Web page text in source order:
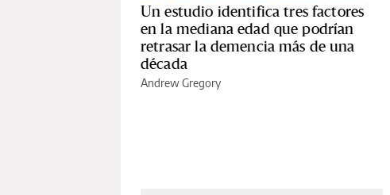
Un estudio identifica tres factores
en la mediana edad que podrían
retrasar la demencia más de una
década
Andrew Gregory